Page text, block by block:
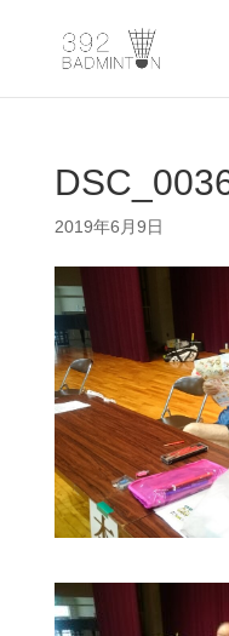
2019年6月9日